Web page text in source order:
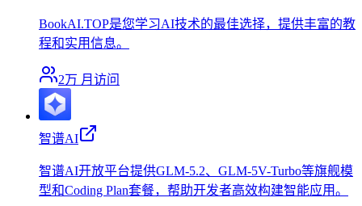
BookAI.TOP是您学习AI技术的最佳选择，提供丰富的教
程和实用信息。
2万 月访问
智谱AI
智谱AI开放平台提供GLM-5.2、GLM-5V-Turbo等旗舰模
型和Coding Plan套餐，帮助开发者高效构建智能应用。